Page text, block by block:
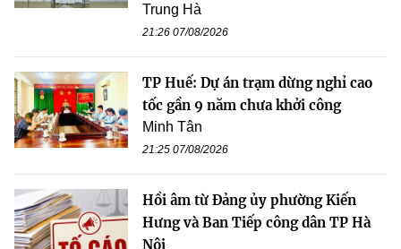
Trung Hà
21:26 07/08/2026
TP Huế: Dự án trạm dừng nghỉ cao
tốc gần 9 năm chưa khởi công
Minh Tân
21:25 07/08/2026
Hồi âm từ Đảng ủy phường Kiến
Hưng và Ban Tiếp công dân TP Hà
Nội